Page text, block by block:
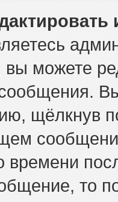
можете
щёлкнув
времени
то